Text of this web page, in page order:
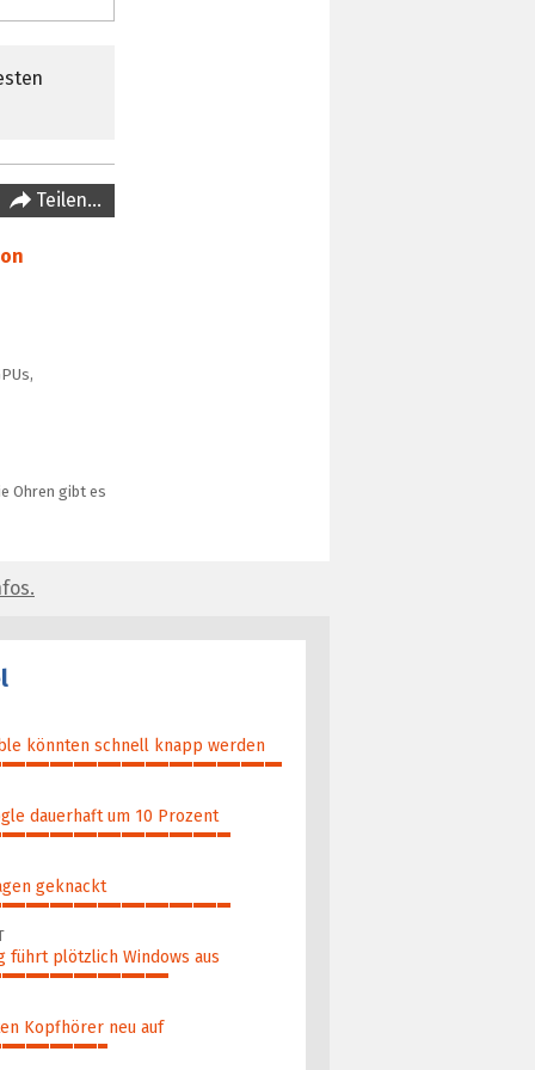
Teilen…
Ohren gibt es
könnten schnell knapp werden
dauerhaft um 10 Prozent
geknackt
führt plötzlich Windows aus
Kopfhörer neu auf